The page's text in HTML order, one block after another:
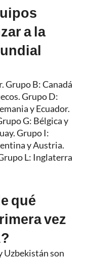
a la
Grupo B: Canadá
Grupo D:
y Ecuador.
G: Bélgica y
Grupo I:
y Austria.
L: Inglaterra
qué
vez
Uzbekistán son